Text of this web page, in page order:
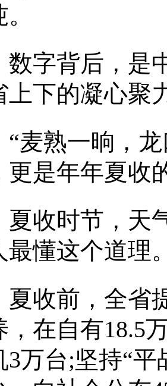
背后，是中
上下的凝心聚
熟一晌，龙
更是年年夏收
时节，天气
最懂这个道理
前，全省提
，在自有18.5
3万台;坚持“平